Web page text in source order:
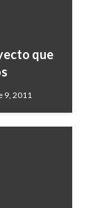
que
9, 2011